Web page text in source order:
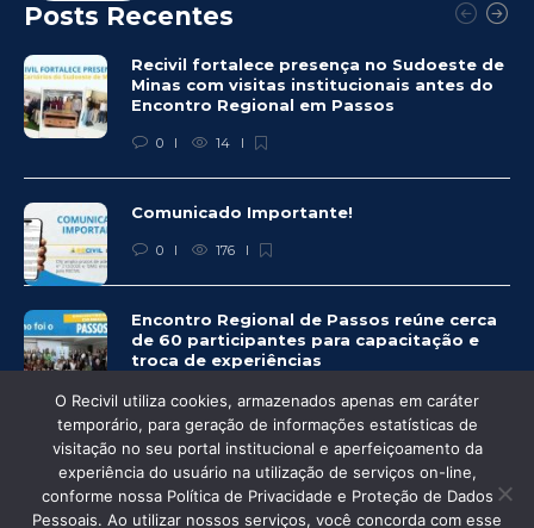
Posts Recentes
Recivil fortalece presença no Sudoeste de
Minas com visitas institucionais antes do
Encontro Regional em Passos
0 14
Comunicado Importante!
0 176
Encontro Regional de Passos reúne cerca
de 60 participantes para capacitação e
troca de experiências
0 217
© Recivil 2020 – Todos os direitos reservados.
O Recivil utiliza cookies, armazenados apenas em caráter
temporário, para geração de informações estatísticas de
visitação no seu portal institucional e aperfeiçoamento da
experiência do usuário na utilização de serviços on-line,
conforme nossa Política de Privacidade e Proteção de Dados
Pessoais. Ao utilizar nossos serviços, você concorda com esse